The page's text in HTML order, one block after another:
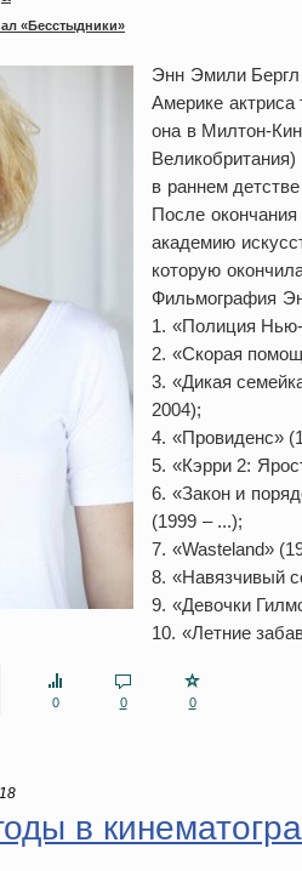
«Бесстыдники»
Энн Эмили Бергл
Америке актриса
она в Милтон-
в раннем
После
академию
которую
Фильмография
1. «Полиция
2. «Скорая
3. «Дикая
2004);
4. «Провиденс»
5. «Кэрри 2:
6. «Закон и
(1999 – ...);
7. «Wasteland»
8. «Навязчивый
9. «Девочки
10. «Летние
0
0 0
в